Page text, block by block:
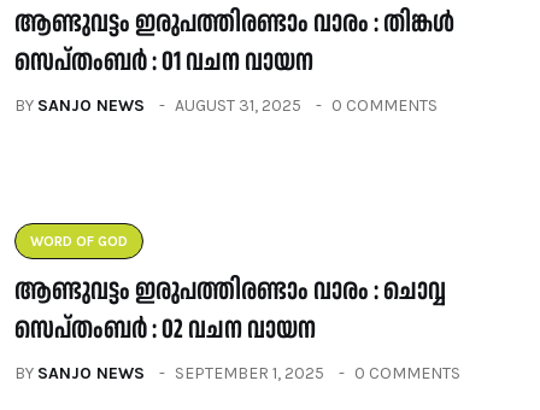
ആണ്ടുവട്ടം ഇരുപത്തിരണ്ടാം വാരം : തിങ്കൾ
സെപ്തംബർ : 01 വചന വായന
BY SANJO NEWS AUGUST 31, 2025 0 COMMENTS
WORD OF GOD
ആണ്ടുവട്ടം ഇരുപത്തിരണ്ടാം വാരം : ചൊവ്വ
സെപ്തംബർ : 02 വചന വായന
BY SANJO NEWS SEPTEMBER 1, 2025 0 COMMENTS